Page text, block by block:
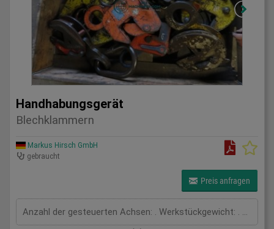
Handhabungsgerät
Blechklammern
Markus Hirsch GmbH
gebraucht
Preis anfragen
Anzahl der gesteuerten Achsen: . Werkstückgewicht: . kg Ausladung: . mm Gesamtleistungsbedarf: . kW Maschinengewicht ca.: . t Raumbedarf ca.: . m